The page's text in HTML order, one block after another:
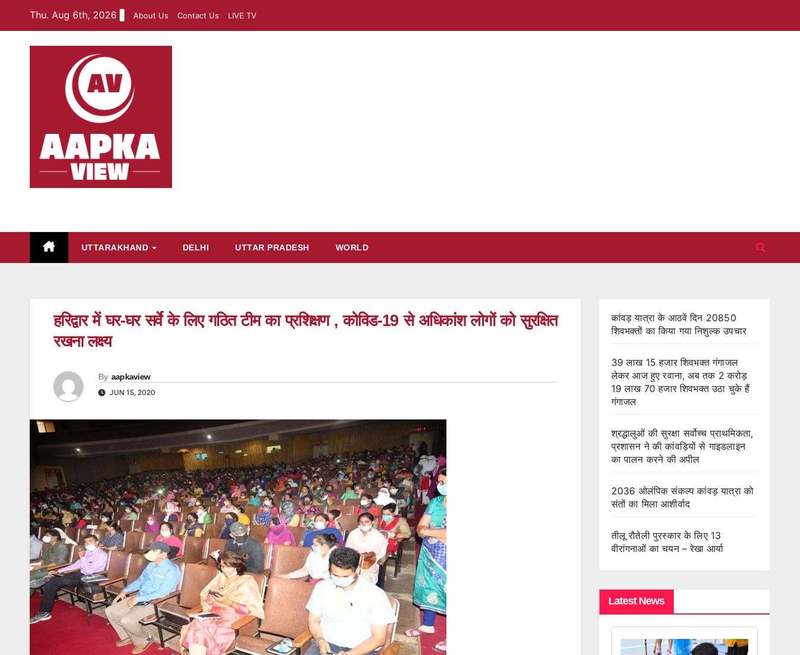
content
Thu. Aug 6th, 2026 About Us Contact Us LIVE TV
UTTARAKHAND DELHI UTTAR PRADESH WORLD
हरिद्वार में घर-घर सर्वे के लिए गठित टीम का प्रशिक्षण , कोविड-19 से अधिकांश लोगों को सुरक्षित
रखना लक्ष्य
By aapkaview
JUN 15, 2020
कांवड़ यात्रा के आठवें दिन 20850
शिवभक्तों का किया गया निशुल्क उपचार
39 लाख 15 हजार शिवभक्त गंगाजल
लेकर आज हुए रवाना, अब तक 2 करोड़
19 लाख 70 हजार शिवभक्त उठा चुके हैं
गंगाजल
श्रद्धालुओं की सुरक्षा सर्वोच्च प्राथमिकता,
प्रशासन ने की कांवड़ियों से गाइडलाइन
का पालन करने की अपील
2036 ओलंपिक संकल्प कांवड़ यात्रा को
संतों का मिला आशीर्वाद
तीलू रौतेली पुरस्कार के लिए 13
वीरांगनाओं का चयन – रेखा आर्या
Latest News